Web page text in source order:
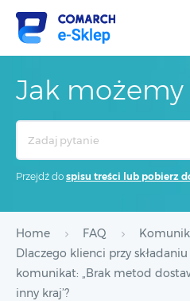
Jak
Przejdź do spisu treści lub pobierz
Home FAQ
Dlaczego klienci przy
komunikat: „Brak metod
inny kraj’?